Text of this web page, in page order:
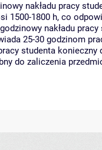
nakładu pracy
1500-1800 h, co
nakładu
25-30 godzinom
studenta
do zaliczenia